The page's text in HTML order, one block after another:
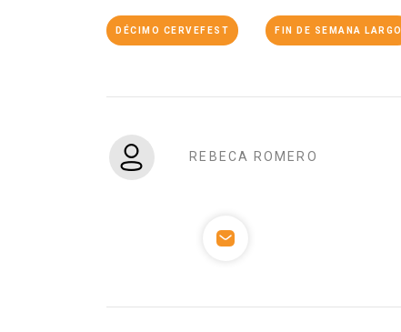
DÉCIMO CERVEFEST FIN DE SEMANA LARGO
REBECA ROMERO